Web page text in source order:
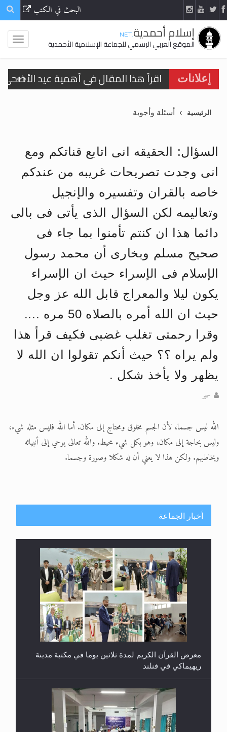
البحث في الكتب
إسلام أحمدية.NET
الموقع العربي الرسمي للجماعة الإسلامية الأحمدية
إعلانات
اقرأ هذا المقال في أهمية عيد
تعميم هامّ لأفراد الجماعة >> المزيد
تعميم هامّ لأفراد الجماعة >> المزيد
اقرأ هذا الكتاب وتعرّف على حقيقة
الحجّ.. دلالات، حِكم، وأهداف >> المزيد
اقرأ هذا المقال في أهمية عيد
الرئيسية أسئلة وأجوبة
السؤال: الحقيقه انى اتابع قناتكم ومع
انى وجدت تصريحات غريبه من عندكم
خاصه بالقران وتفسيره والإنجيل
وتعاليمه لكن السؤال الذى يأتى فى بالى
دائما هذا ان كنتم تأمنوا بما جاء فى
صحيح مسلم وبخارى أن محمد رسول
الإسلام فى الإسراء حيث ان الإسراء
يكون ليلا والمعراج قابل الله عز وجل
حيث ان الله أمره بالصلاه 50 مره ....
وقرا رحمتى تغلب غضبى فكيف قرأ هذا
ولم يراه ؟؟ حيث أنكم تقولوا ان الله لا
يظهر ولا يأخذ شكل .
سمير
الله ليس جسما، لأن الجسم مخلوق ومحتاج إلى مكان. أما الله فليس مثله شيء،
وليس بحاجة إلى مكان، وهو بكل شيء محيط. والله تعالى يوحي إلى أنبيائه
ويخاطبهم. ولكن هذا لا يعني أن له شكلا وصورة وجسما.
أخبار الجماعة
معرض القرآن الكريم لمدة ثلاثين يوما في مكتبة مدينة
ريهيماكي في فنلند